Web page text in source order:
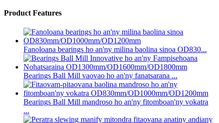
Product Features
Fanoloana bearings ho an'ny milina baolina sinoa OD830...
Bearings Ball Mill vaovao ho an'ny fanatsarana ...
Bearings Ball Mill mandroso ho an'ny fitomboan'ny vokatra
...